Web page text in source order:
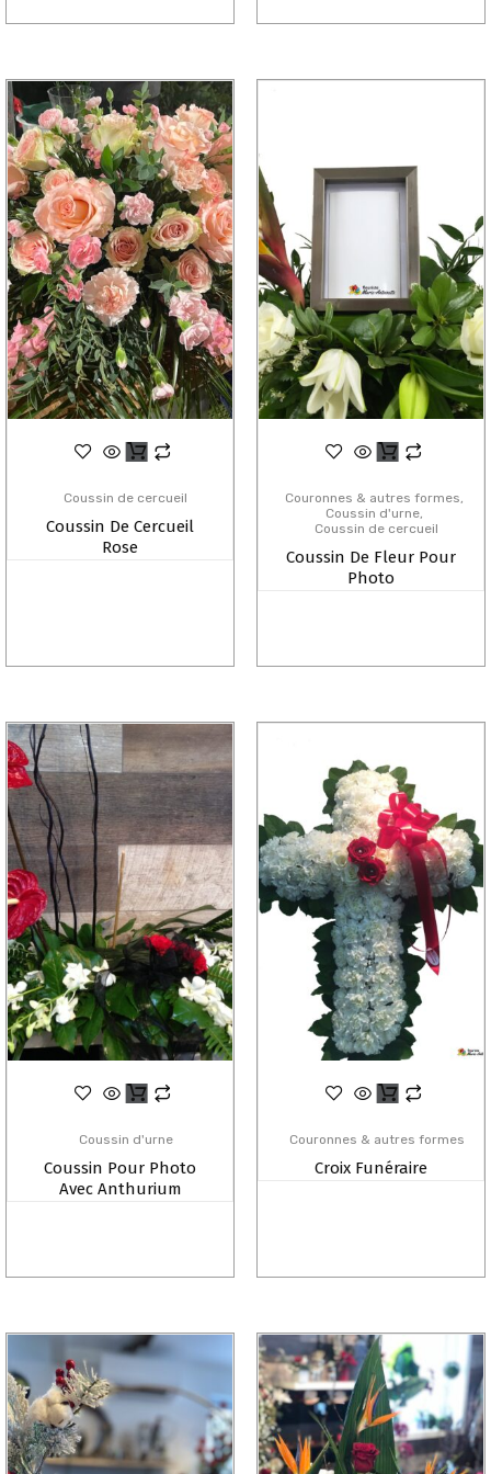
Coussin de cercueil
Coussin De Cercueil
Rose
Couronnes & autres formes
Coussin d'urne
Coussin de cercueil
Coussin De Fleur Pour
Photo
Coussin d'urne
Coussin Pour Photo
Avec Anthurium
Couronnes & autres formes
Croix Funéraire